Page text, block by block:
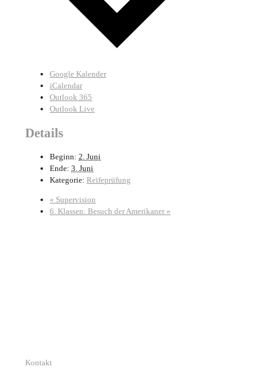
Google Kalender
iCalendar
Outlook 365
Outlook Live
Details
Beginn: 2. Juni
Ende: 3. Juni
Kategorie: Reifeprüfung
« Supervision
6. Klassen: Besuch der Amerikaner »
Kontakt